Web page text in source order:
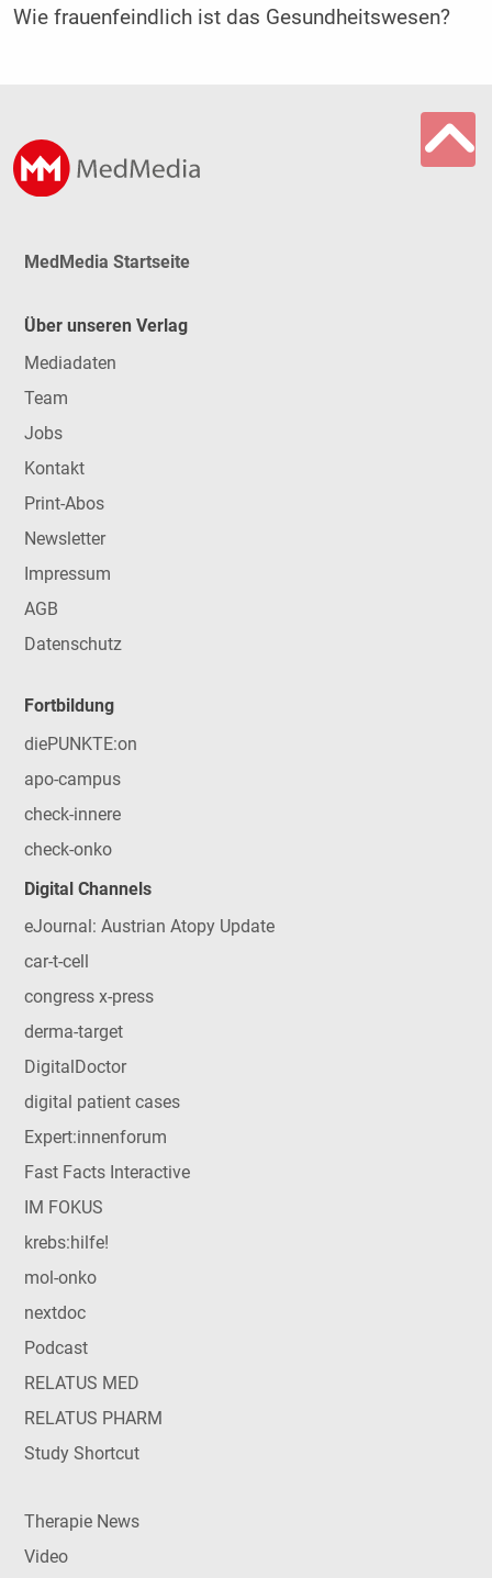
Wie frauenfeindlich ist das Gesundheitswesen?
MedMedia Startseite
Über unseren Verlag
Mediadaten
Team
Jobs
Kontakt
Print-Abos
Newsletter
Impressum
AGB
Datenschutz
Fortbildung
diePUNKTE:on
apo-campus
check-innere
check-onko
Digital Channels
eJournal: Austrian Atopy Update
car-t-cell
congress x-press
derma-target
DigitalDoctor
digital patient cases
Expert:innenforum
Fast Facts Interactive
IM FOKUS
krebs:hilfe!
mol-onko
nextdoc
Podcast
RELATUS MED
RELATUS PHARM
Study Shortcut
Therapie News
Video